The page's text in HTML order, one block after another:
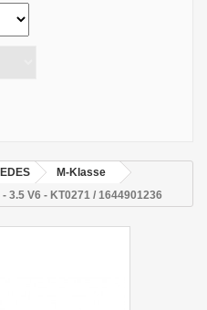
M-Klasse
3.5 V6 - KT0271 / 1644901236